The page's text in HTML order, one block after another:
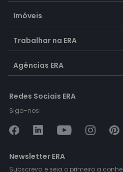
Imóveis
Trabalhar na ERA
Agências ERA
Redes Sociais ERA
Siga-nos:
Newsletter ERA
Subscreva e seja o primeiro a